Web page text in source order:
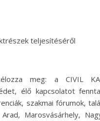
teljesítéséről
meg: a CIVIL
élő kapcsolatot
szakmai fórumok,
Marosvásárhely,